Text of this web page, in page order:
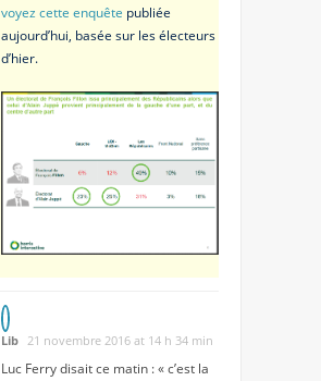
voyez cette enquête publiée
aujourd’hui, basée sur les électeurs
d’hier.
Lib 21 novembre 2016 at 14 h 34 min
Luc Ferry disait ce matin : « c’est la